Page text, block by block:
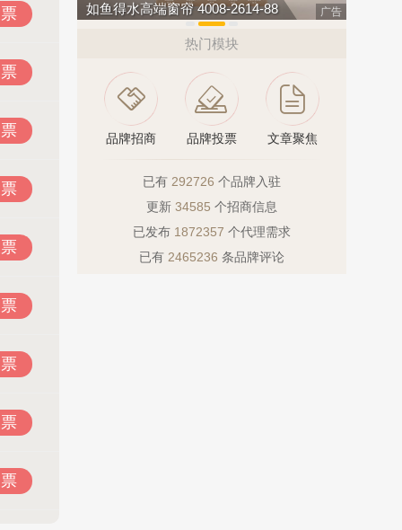
如鱼得水高端窗帘 4008-2614-88 广告
热门模块
品牌招商 品牌投票 文章聚焦
已有 292726 个品牌入驻
更新 34585 个招商信息
已发布 1872357 个代理需求
已有 2465236 条品牌评论